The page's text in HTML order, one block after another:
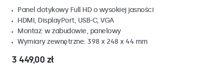
Panel dotykowy Full HD o wysokiej jasności
HDMI, DisplayPort, USB-C, VGA
Montaz: w zabudowie, panelowy
Wymiary zewnętrzne: 398 x 248 x 44 mm
3 449,00 zł